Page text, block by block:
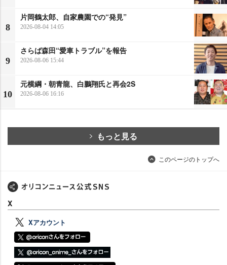
8
片岡鶴太郎、自家農園での“発見”
2026-08-04 14:05
9
さらば森田“愛車トラブル”を報告
2026-08-06 15:44
10
元横綱・朝青龍、白鵬翔氏と再会2S
2026-08-06 16:16
もっと見る
このページのトップへ
X
Xアカウント